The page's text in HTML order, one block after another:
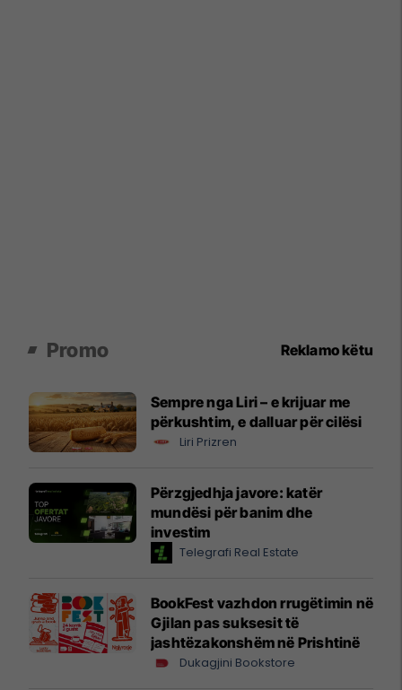
Promo Reklamo këtu
Sempre nga Liri – e krijuar me
përkushtim, e dalluar për cilësi
Liri Prizren
Përzgjedhja javore: katër
mundësi për banim dhe
investim
Telegrafi Real Estate
BookFest vazhdon rrugëtimin në
Gjilan pas suksesit të
jashtëzakonshëm në Prishtinë
Dukagjini Bookstore